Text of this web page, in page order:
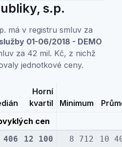
s.p.
má v registru smluv za
01-06/2018 - DEMO
za 42 mil. Kč, z nichž
jednotkové ceny.
Horní
kvartil
Minimum
cen
406 12 100 8 712 10